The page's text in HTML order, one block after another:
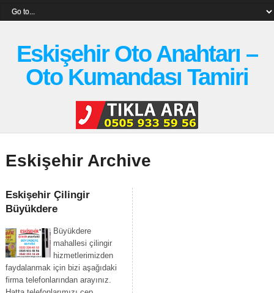
Eskişehir Oto Anahtarı –
Oto Kumandası Tamiri
Eskişehir Archive
Eskişehir Çilingir
Büyükdere
Büyükdere
mahallesi çilingir
hizmetlerimizden
faydalanmak için bizi aşağıdaki
firma telefonlarından arayınız.